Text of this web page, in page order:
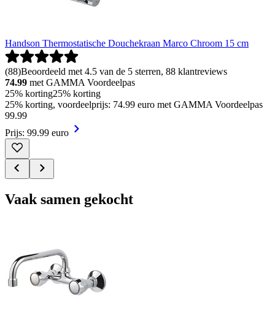
Handson Thermostatische Douchekraan Marco Chroom 15 cm
(88)Beoordeeld met 4.5 van de 5 sterren, 88 klantreviews
74.99 met GAMMA Voordeelpas
25% korting25% korting
25% korting, voordeelprijs: 74.99 euro met GAMMA Voordeelpas
99.99
Prijs: 99.99 euro
Vaak samen gekocht